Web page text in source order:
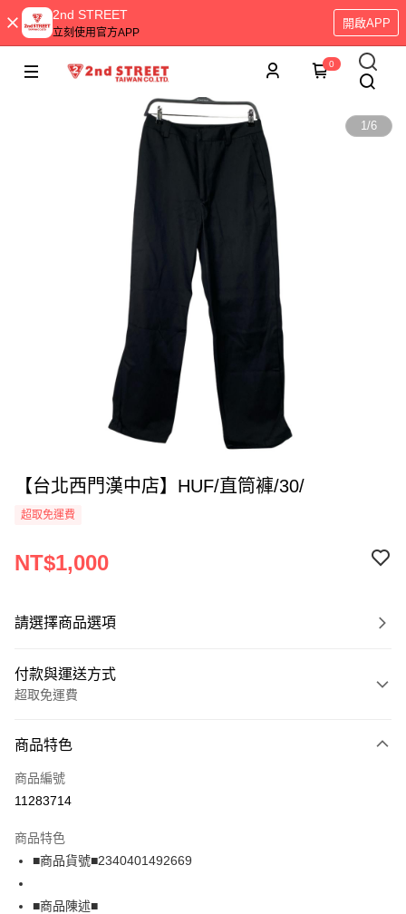
2nd STREET
立刻使用官方APP
開啟APP
0
1/6
【台北西門漢中店】HUF/直筒褲/30/
超取免運費
NT$1,000
請選擇商品選項
付款與運送方式
超取免運費
信用卡一次付款
超商取貨付款
Apple Pay
街口支付
商品特色
商品編號
11283714
商品特色
■商品貨號■2340401492669
■商品陳述■